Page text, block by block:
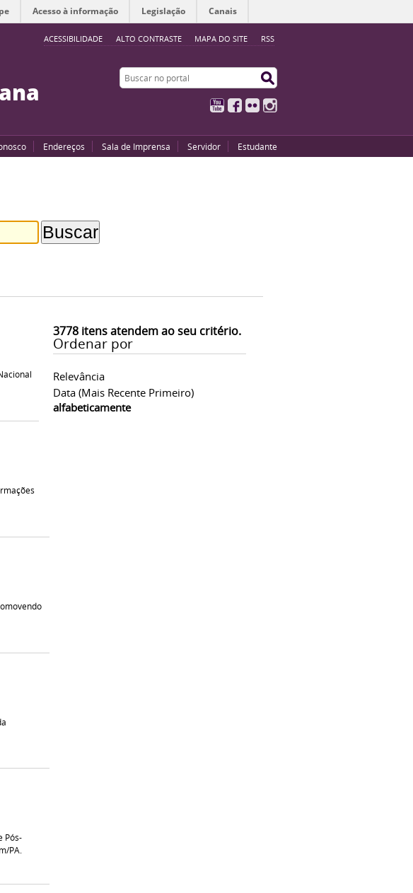
ACESSIBILIDADE ALTO CONTRASTE MAPA DO SITE RSS
Acesso à informação Legislação Canais
Buscar no portal
YouTubeFacebook
Flickr
Endereços Sala de Imprensa Servidor Estudante
3778itens atendem ao seu critério.
Ordenar por
Relevância
Data (mais Recente Primeiro)
alfabeticamente
Pós-
PA.